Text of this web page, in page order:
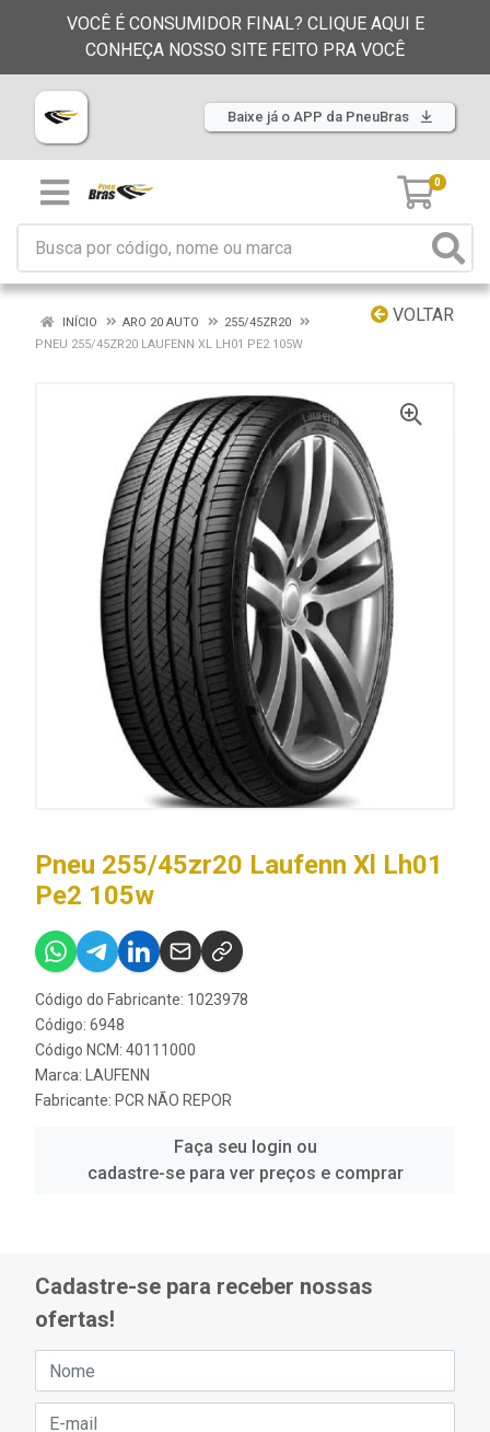
VOCÊ É CONSUMIDOR FINAL? CLIQUE AQUI E
CONHEÇA NOSSO SITE FEITO PRA VOCÊ
Baixe já o APP da PneuBras
0
VOLTAR
INÍCIO ARO 20 AUTO
255/45ZR20
PNEU 255/45ZR20 LAUFENN XL LH01 PE2 105W
Pneu 255/45zr20 Laufenn Xl Lh01
Pe2 105w
Código do Fabricante: 1023978
Código: 6948
Código NCM: 40111000
Marca: LAUFENN
Fabricante: PCR NÃO REPOR
Faça seu login ou
cadastre-se para ver preços e comprar
Cadastre-se para receber nossas
ofertas!